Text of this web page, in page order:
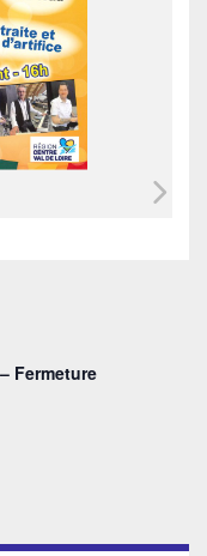
Fermeture